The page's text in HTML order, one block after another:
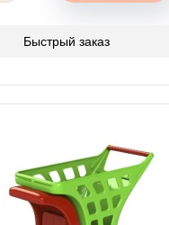
Быстрый заказ